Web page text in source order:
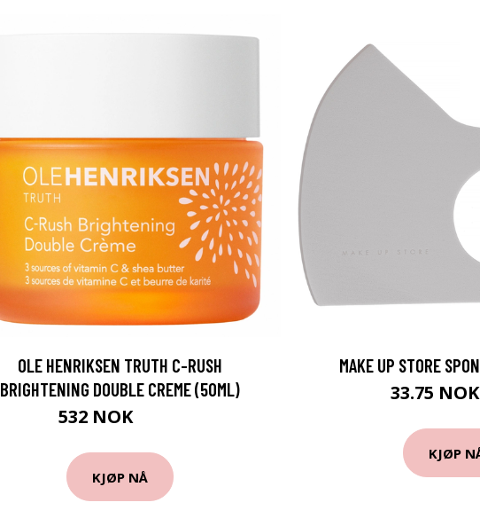
OLE HENRIKSEN TRUTH C-RUSH
BRIGHTENING DOUBLE CREME (50ML)
532 NOK
KJØP NÅ
MAKE UP STORE
33.75 NOK
KJØP